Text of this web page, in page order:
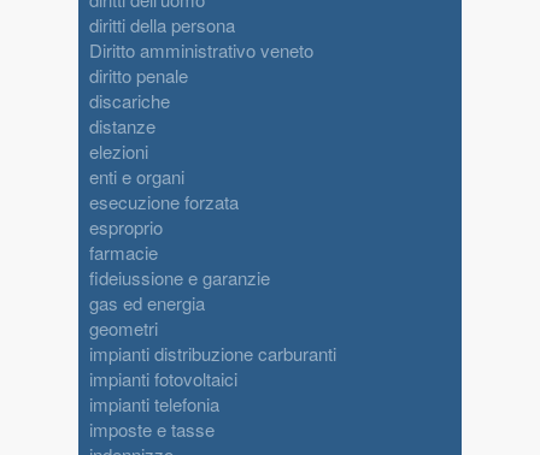
diritti della persona
Diritto amministrativo veneto
diritto penale
discariche
distanze
elezioni
enti e organi
esecuzione forzata
esproprio
farmacie
fideiussione e garanzie
gas ed energia
geometri
impianti distribuzione carburanti
impianti fotovoltaici
impianti telefonia
imposte e tasse